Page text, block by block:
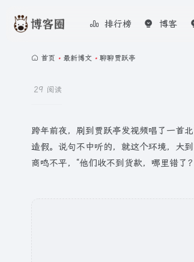
排行榜 博客
首页 • 最新博文 • 聊聊贾跃亭
29 阅读
跨年前夜，刷到贾跃亭发视频唱了一首
造假。说句不中听的，就这个环境，大
商鸣不平，“他们收不到货款，哪里错了